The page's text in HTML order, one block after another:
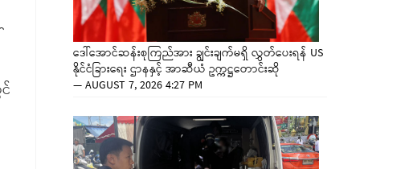
ဒေါ်အောင်ဆန်းစုကြည်အား ချွင်းချက်မရှိ လွှတ်ပေးရန် US
နိုင်ငံခြားရေး ဌာနနှင့် အာဆီယံ ဥက္ကဋ္ဌတောင်းဆို
—AUGUST 7, 2026 4:27 PM